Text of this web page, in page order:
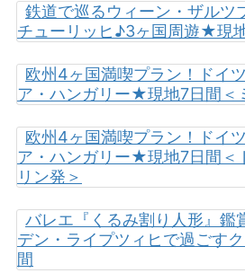
鉄道で巡るウィーン・ザルツ
チューリッヒ♪3ヶ国周遊★現
欧州4ヶ国満喫プラン！ドイ
ア・ハンガリー★現地7日間＜
欧州4ヶ国満喫プラン！ドイ
ア・ハンガリー★現地7日間＜
リン発＞
バレエ『くるみ割り人形』鑑
デン・ライプツィヒで過ごす
間